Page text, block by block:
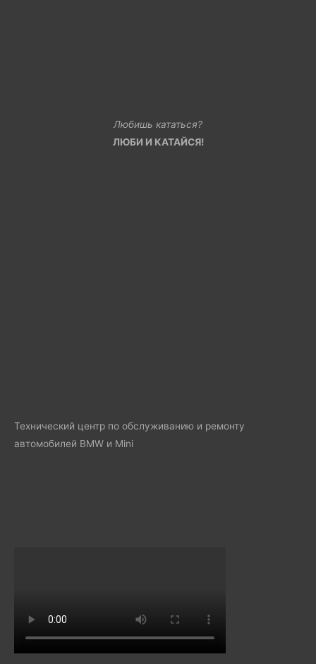
Любишь кататься?
ЛЮБИ И КАТАЙСЯ!
Технический центр по обслуживанию и ремонту
автомобилей BMW и Mini